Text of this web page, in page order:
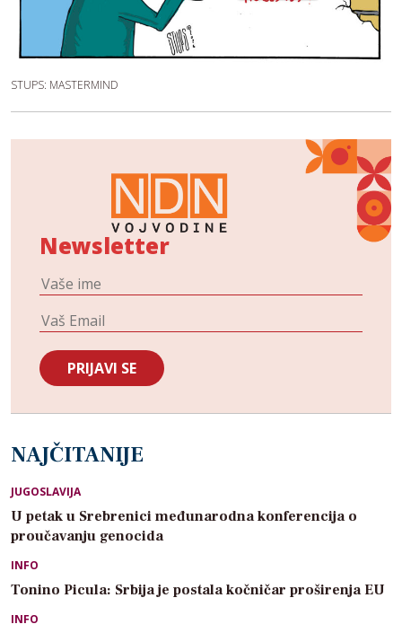
STUPS: MASTERMIND
Newsletter
NAJČITANIJE
JUGOSLAVIJA
U petak u Srebrenici međunarodna konferencija o
proučavanju genocida
INFO
Tonino Picula: Srbija je postala kočničar proširenja EU
INFO